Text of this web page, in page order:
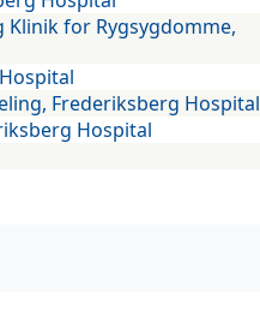
for Rygsygdomme,
Frederiksberg Hospital
Hospital